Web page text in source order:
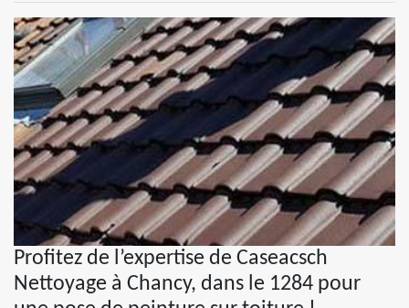
Profitez de l’expertise de Caseacsch
Nettoyage à Chancy, dans le 1284 pour